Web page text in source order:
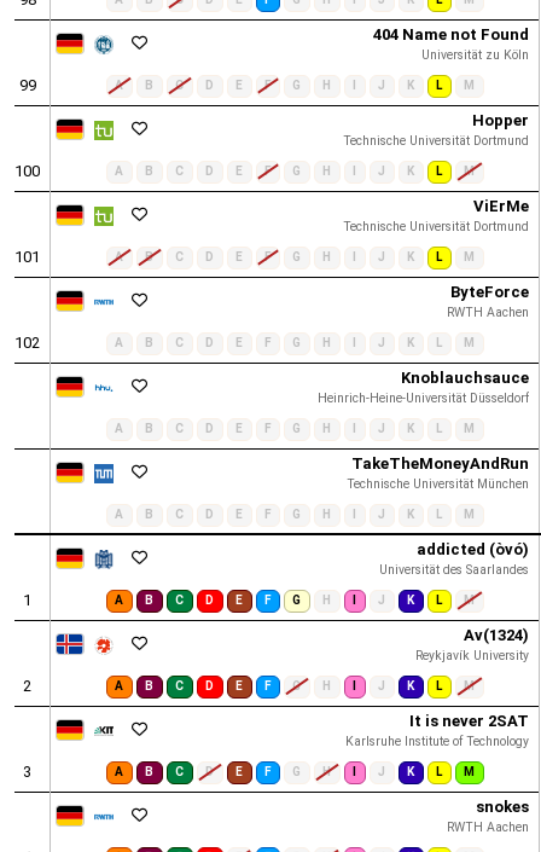
404 Name not Found
Universität zu Köln
99 A B C D E F G H J K L M
Hopper
Technische Universität Dortmund
100 A B C D E F G H J K L M
ViErMe
Technische Universität Dortmund
101 A B C D E F G H J K L M
ByteForce
RWTH Aachen
102 A B C D E F G H J K M
Knoblauchsauce
Heinrich-Heine-Universität Düsseldorf
A B C D E F G H J K M
TakeTheMoneyAndRun
Technische Universität München
A B C D E F G H J K M
addicted (òvó)
Universität des Saarlandes
1 A B C D E F G H J K L M
Av(1324)
Reykjavík University
2 A B C D E F G H J K L M
It is never 2SAT
Karlsruhe Institute of Technology
3 A B C D E F G H J K L M
snokes
RWTH Aachen